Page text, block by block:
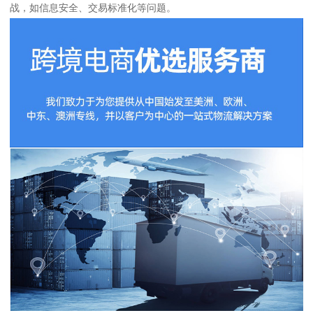
战，如信息安全、交易标准化等问题。